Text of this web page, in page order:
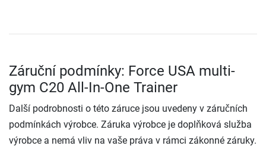
Záruční podmínky: Force USA multi-
gym C20 All-In-One Trainer
Další podrobnosti o této záruce jsou uvedeny v záručních
podmínkách výrobce. Záruka výrobce je doplňková služba
výrobce a nemá vliv na vaše práva v rámci zákonné záruky.